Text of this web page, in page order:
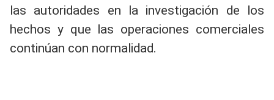
las autoridades en la investigación de los
hechos y que las operaciones comerciales
continúan con normalidad.